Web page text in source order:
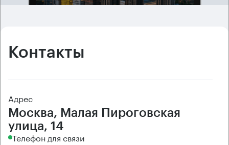
Контакты
Адрес
Москва, Малая Пироговская
улица, 14
Телефон для связи